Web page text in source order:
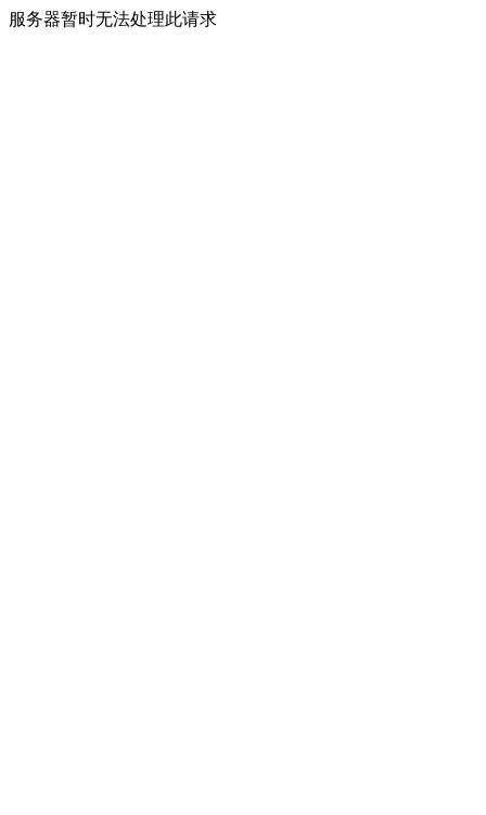
服务器暂时无法处理此请求